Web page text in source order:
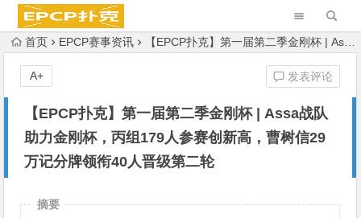
首页 EPCP赛事资讯 【EPCP扑克】第一届第二季金刚杯 | Assa战队助力金刚杯，丙组179人参赛创新高，曹树信29万记分牌领衔40人晋级第二轮
【EPCP扑克】第一届第二季金刚杯 | Assa战队
助力金刚杯，丙组179人参赛创新高，曹树信29
万记分牌领衔40人晋级第二轮
发表评论
A+
摘要